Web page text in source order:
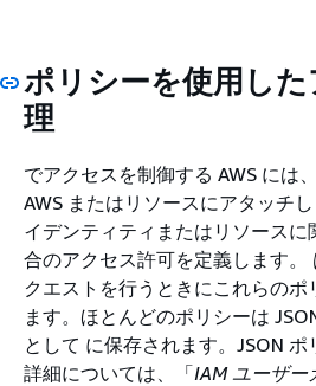
ポリシーを使用し
理
でアクセスを制御する AWS には
AWS またはリソースにアタッチ
イデンティティまたはリソース
合のアクセス許可を定義します。
クエストを行うときにこれらのポ
ます。ほとんどのポリシーは
として に保存されます。JSON
詳細については、「IAM ユーザー